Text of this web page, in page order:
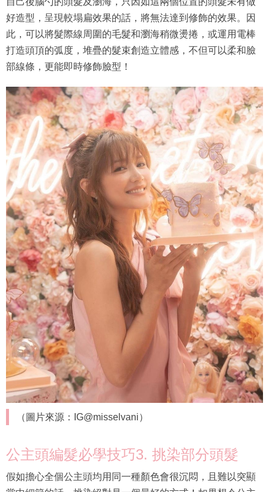
好造型，呈現較塌扁效果的話，將無法達到修飾的效果。因
此，可以將髮際線周圍的毛髮和瀏海稍微燙捲，或運用電棒
打造頭頂的弧度，堆疊的髮束創造立體感，不但可以柔和臉
部線條，更能即時修飾臉型！
（圖片來源：IG@misselvani）
假如擔心全個公主頭均用同一種顏色會很沉悶，且難以突顯
當中細節的話，挑染絕對是一個最好的方式！如果想令公主